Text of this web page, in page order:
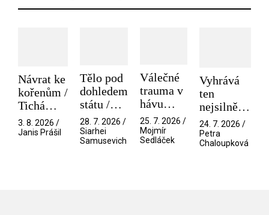
Návrat ke
kořenům /
Tichá
přítelkyně
3. 8. 2026 /
Janis Prášil
Tělo pod
dohledem
státu /
Pramen
28. 7. 2026 /
Siarhei
Samusevich
Válečné
trauma v
hávu
spektáklu
/ Odyssea
25. 7. 2026 /
Mojmír
Sedláček
Vyhrává
ten
nejsilnější
/ V nitru
manosféry
24. 7. 2026 /
Petra
Chaloupková